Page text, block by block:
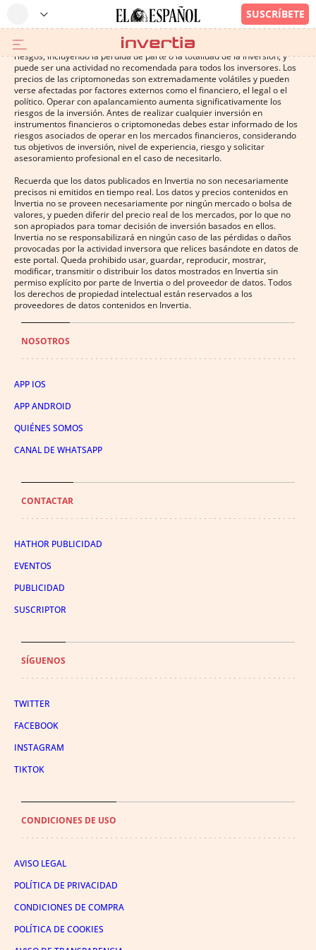
Operar con instrumentos financieros o criptomonedas conlleva altos
riesgos, incluyendo la pérdida de parte o la totalidad de la inversión, y
puede ser una actividad no recomendada para todos los inversores. Los
precios de las criptomonedas son extremadamente volátiles y pueden
verse afectadas por factores externos como el financiero, el legal o el
político. Operar con apalancamiento aumenta significativamente los
riesgos de la inversión. Antes de realizar cualquier inversión en
instrumentos financieros o criptomonedas debes estar informado de los
riesgos asociados de operar en los mercados financieros, considerando
tus objetivos de inversión, nivel de experiencia, riesgo y solicitar
asesoramiento profesional en el caso de necesitarlo.
Recuerda que los datos publicados en Invertia no son necesariamente
precisos ni emitidos en tiempo real. Los datos y precios contenidos en
Invertia no se proveen necesariamente por ningún mercado o bolsa de
valores, y pueden diferir del precio real de los mercados, por lo que no
son apropiados para tomar decisión de inversión basados en ellos.
Invertia no se responsabilizará en ningún caso de las pérdidas o daños
provocadas por la actividad inversora que relices basándote en datos de
este portal. Queda prohibido usar, guardar, reproducir, mostrar,
modificar, transmitir o distribuir los datos mostrados en Invertia sin
permiso explícito por parte de Invertia o del proveedor de datos. Todos
los derechos de propiedad intelectual están reservados a los
proveedores de datos contenidos en Invertia.
NOSOTROS
APP IOS
APP ANDROID
QUIÉNES SOMOS
CANAL DE WHATSAPP
CONTACTAR
HATHOR PUBLICIDAD
EVENTOS
PUBLICIDAD
SUSCRIPTOR
SÍGUENOS
TWITTER
FACEBOOK
INSTAGRAM
TIKTOK
CONDICIONES DE USO
AVISO LEGAL
POLÍTICA DE PRIVACIDAD
CONDICIONES DE COMPRA
POLÍTICA DE COOKIES